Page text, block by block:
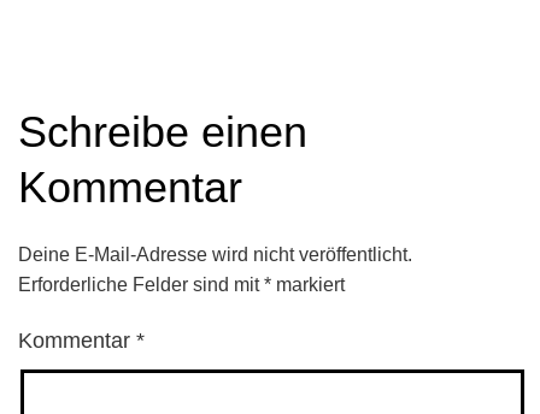
Schreibe einen
Kommentar
Deine E-Mail-Adresse wird nicht veröffentlicht.
Erforderliche Felder sind mit* markiert
Kommentar *